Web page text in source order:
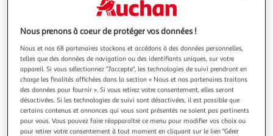
Nous prenons à coeur de protéger vos données !
Nous et nos 68 partenaires stockons et accédons à des données personnelles,
telles que des données de navigation ou des identifiants uniques, sur votre
appareil. Si vous sélectionnez "J'accepte", les technologies de suivi prendront en
charge les finalités affichées dans la section « Nous et nos partenaires traitons
des données pour fournir ». Si vous retirez votre consentement, elles seront
désactivées. Si les technologies de suivi sont désactivées, il est possible que
certains contenus et annonces qui vous sont présentés ne soient pas pertinents
pour vous. Vous pouvez faire réapparaître ce menu pour modifier vos choix ou
pour retirer votre consentement à tout moment en cliquant sur le lien "Gérer